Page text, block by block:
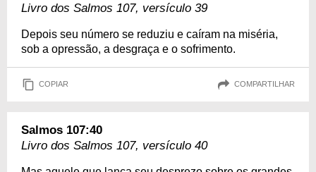
Livro dos Salmos 107, versículo 39
Depois seu número se reduziu e caíram na miséria,
sob a opressão, a desgraça e o sofrimento.
COPIAR COMPARTILHAR
Salmos 107:40
Livro dos Salmos 107, versículo 40